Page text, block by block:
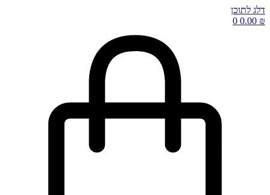
דלג לתוכן
0.00 ₪
0